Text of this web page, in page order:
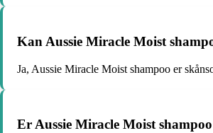
Kan Aussie Miracle Moist
Ja, Aussie Miracle Moist shampoo er
Er Aussie Miracle Moist